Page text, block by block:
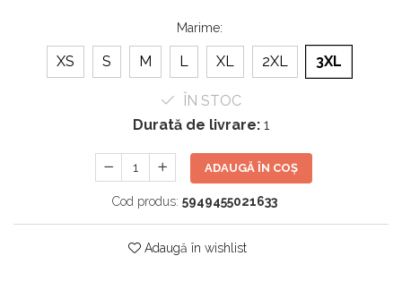
Marime:
XS S M L XL 2XL 3XL
ÎN STOC
Durată de livrare:1
ADAUGĂ ÎN COȘ
Cod produs: 5949455021633
Adaugă în wishlist